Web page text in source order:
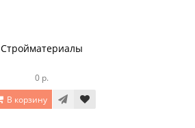
Стройматериалы
0 р.
В корзину